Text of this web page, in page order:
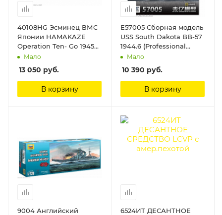
40108HG Эсминец ВМС
Японии HAMAKAZE
Operation Ten- Go 1945
Super Detail (Limited
Edition) Hasegawa
Мало
13 050 руб.
В корзину
E57005 Сборная модель
USS South Dakota BB-57
1944.6 (Professional
Edition) VEE HOBBY
Мало
10 390 руб.
В корзину
9004 Английский
6524ИТ ДЕСАНТНОЕ